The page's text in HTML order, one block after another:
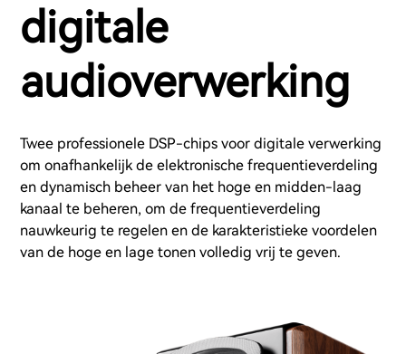
digitale
audioverwerking
Twee professionele DSP-chips voor digitale verwerking
om onafhankelijk de elektronische frequentieverdeling
en dynamisch beheer van het hoge en midden-laag
kanaal te beheren, om de frequentieverdeling
nauwkeurig te regelen en de karakteristieke voordelen
van de hoge en lage tonen volledig vrij te geven.